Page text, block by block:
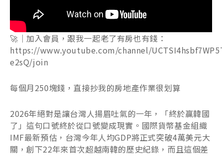
🚀｜加入會員，跟我一起老了有房也有錢：
https://www.youtube.com/channel/
e2sQ/join
每個月250塊錢，直接抄我的房地產作業很划算
2026年絕對是讓台灣人揚眉吐氣的一年，「終於贏韓國
了」這句口號終於從口號變成現實。國際貨幣基金組織
IMF最新預估，台灣今年人均GDP將正式突破4萬美元大
關，創下22年來首次超越南韓的歷史紀錄，而且這個差